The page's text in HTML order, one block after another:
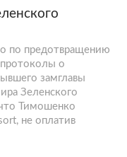
по предотвращению
о
замглавы
Зеленского
Тимошенко
не оплатив